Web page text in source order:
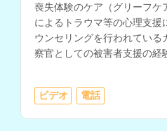
喪失体験のケア（グリーフケ
によるトラウマ等の心理支援
ウンセリングを行われている
察官としての被害者支援の経
ビデオ 電話